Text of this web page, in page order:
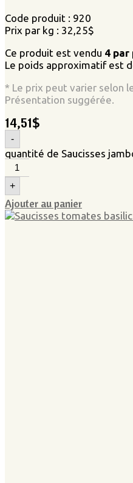
Code produit : 920
Prix par kg : 32,25$
Ce produit est vendu 4 par
Le poids approximatif est
* Le prix peut varier selon
Présentation suggérée.
14,51$
-
quantité de Saucisses
+
Ajouter au panier